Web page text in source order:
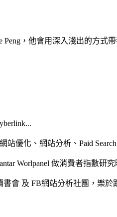
Peng，他會用深入淺出的方式
站優化、網站分析、Paid
Worlpanel 做消費者指數研究
書會 及 FB網站分析社團，樂於